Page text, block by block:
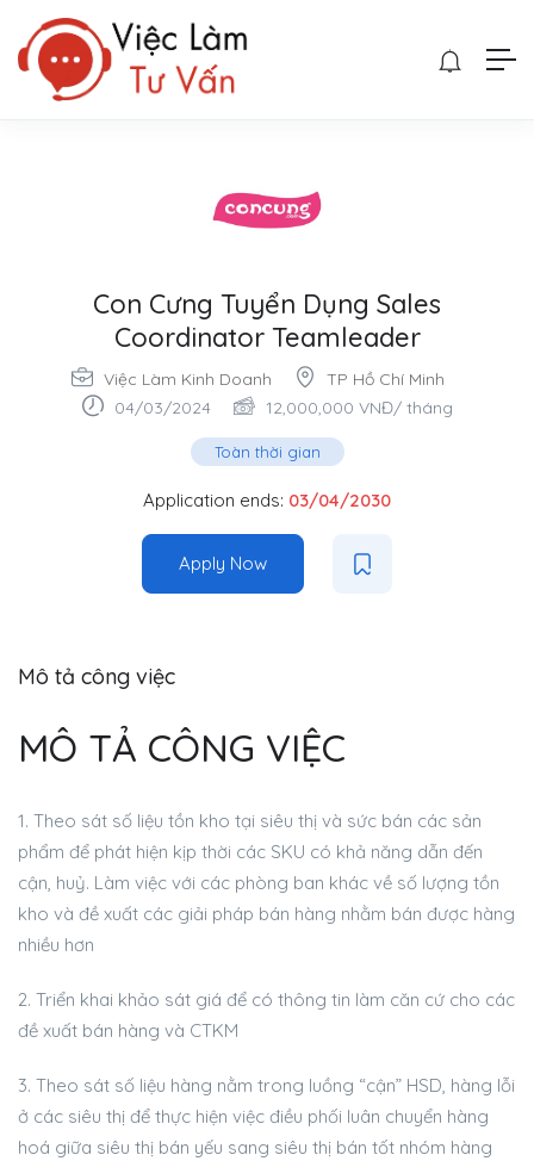
Con Cưng Tuyển Dụng Sales
Coordinator Teamleader
Việc Làm Kinh Doanh
TP Hồ Chí Minh
04/03/2024
12,000,000 VNĐ/ tháng
Toàn thời gian
Application ends: 03/04/2030
Apply Now
Mô tả công việc
MÔ TẢ CÔNG VIỆC
1. Theo sát số liệu tồn kho tại siêu thị và sức bán các sản
phẩm để phát hiện kịp thời các SKU có khả năng dẫn đến
cận, huỷ. Làm việc với các phòng ban khác về số lượng tồn
kho và đề xuất các giải pháp bán hàng nhằm bán được hàng
nhiều hơn
2. Triển khai khảo sát giá để có thông tin làm căn cứ cho các
đề xuất bán hàng và CTKM
3. Theo sát số liệu hàng nằm trong luồng “cận” HSD, hàng lỗi
ở các siêu thị để thực hiện việc điều phối luân chuyển hàng
hoá giữa siêu thị bán yếu sang siêu thị bán tốt nhóm hàng